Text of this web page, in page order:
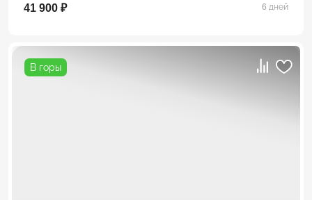
41 900 ₽ 6 дней
В горы